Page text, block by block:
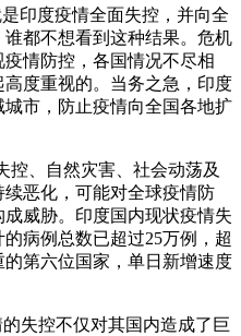
印度疫情全面失控，并向全
都不想看到这种结果。危机
情防控，各国情况不尽相
度重视的。当务之急，印度
市，防止疫情向全国各地扩
控、自然灾害、社会动荡及
恶化，可能对全球疫情防
威胁。印度国内现状疫情失
病例总数已超过25万例，超
第六位国家，单日新增速度
失控不仅对其国内造成了巨